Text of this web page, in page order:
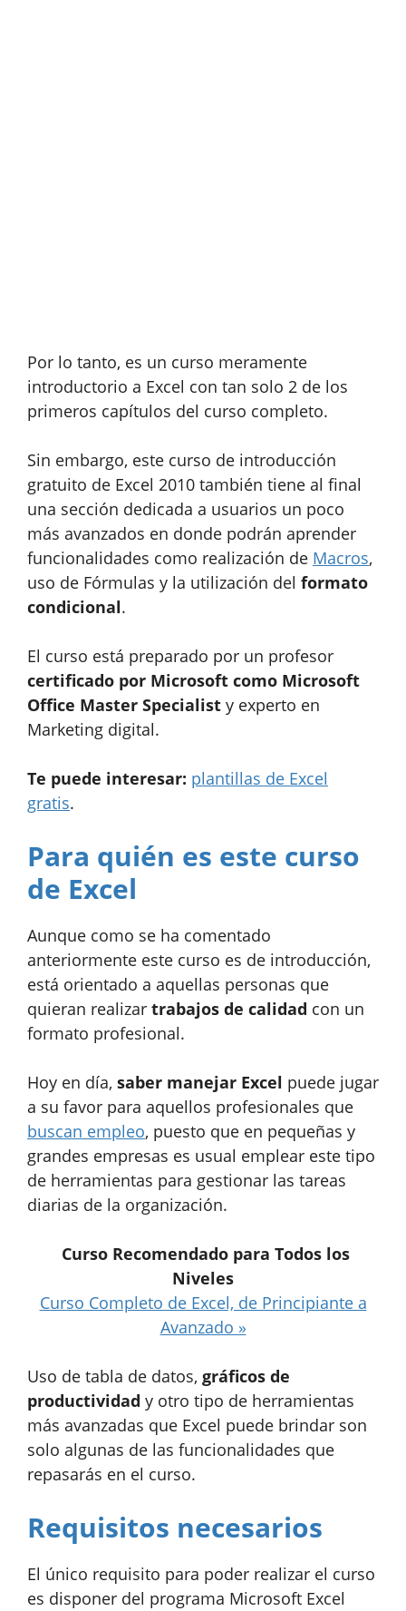
Por lo tanto, es un curso meramente
introductorio a Excel con tan solo 2 de los
primeros capítulos del curso completo.
Sin embargo, este curso de introducción
gratuito de Excel 2010 también tiene al final
una sección dedicada a usuarios un poco
más avanzados en donde podrán aprender
funcionalidades como realización de Macros,
uso de Fórmulas y la utilización del formato
condicional.
El curso está preparado por un profesor
certificado por Microsoft como Microsoft
Office Master Specialist y experto en
Marketing digital.
Te puede interesar: plantillas de Excel
gratis.
Para quién es este curso
de Excel
Aunque como se ha comentado
anteriormente este curso es de introducción,
está orientado a aquellas personas que
quieran realizar trabajos de calidad con un
formato profesional.
Hoy en día, saber manejar Excel puede jugar
a su favor para aquellos profesionales que
buscan empleo, puesto que en pequeñas y
grandes empresas es usual emplear este tipo
de herramientas para gestionar las tareas
diarias de la organización.
Curso Recomendado para Todos los
Niveles
Curso Completo de Excel, de Principiante a
Avanzado »
Uso de tabla de datos, gráficos de
productividad y otro tipo de herramientas
más avanzadas que Excel puede brindar son
solo algunas de las funcionalidades que
repasarás en el curso.
Requisitos necesarios
El único requisito para poder realizar el curso
es disponer del programa Microsoft Excel